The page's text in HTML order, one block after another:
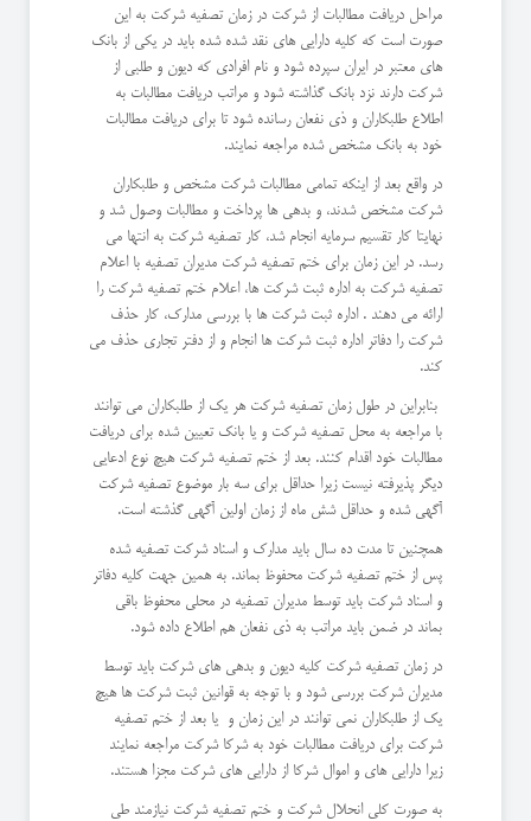
مراحل دریافت مطالبات از شرکت در زمان تصفیه شرکت به این
صورت است که کلیه دارایی های نقد شده شده باید در یکی از بانک
های معتبر در ایران سپرده شود و نام افرادی که دیون و طلبی از
شرکت دارند نزد بانک گذاشته شود و مراتب دریافت مطالبات به
اطلاع طلبکاران و ذی نفعان رسانده شود تا برای دریافت مطالبات
خود به بانک مشخص شده مراجعه نمایند.
در واقع بعد از اینکه تمامی مطالبات شرکت مشخص و طلبکاران
شرکت مشخص شدند، و بدهی ها پرداخت و مطالبات وصول شد و
نهایتا کار تقسیم سرمایه انجام شد، کار تصفیه شرکت به انتها می
رسد. در این زمان برای ختم تصفیه شرکت مدیران تصفیه با اعلام
تصفیه شرکت به اداره ثبت شرکت ها، اعلام ختم تصفیه شرکت را
ارائه می دهند . اداره ثبت شرکت ها با بررسی مدارک، کار حذف
شرکت را دفاتر اداره ثبت شرکت ها انجام و از دفتر تجاری حذف می
کند.
بنابراین در طول زمان تصفیه شرکت هر یک از طلبکاران می توانند
با مراجعه به محل تصفیه شرکت و یا بانک تعیین شده برای دریافت
مطالبات خود اقدام کنند. بعد از ختم تصفیه شرکت هیچ نوع ادعایی
دیگر پذیرفته نیست زیرا حداقل برای سه بار موضوع تصفیه شرکت
آگهی شده و حداقل شش ماه از زمان اولین آگهی گذشته است.
همچنین تا مدت ده سال باید مدارک و اسناد شرکت تصفیه شده
پس از ختم تصفیه شرکت محفوظ بماند. به همین جهت کلیه دفاتر
و اسناد شرکت باید توسط مدیران تصفیه در محلی محفوظ باقی
بماند در ضمن باید مراتب به ذی نفعان هم اطلاع داده شود.
در زمان تصفیه شرکت کلیه دیون و بدهی های شرکت باید توسط
مدیران شرکت بررسی شود و با توجه به قوانین ثبت شرکت ها هیچ
یک از طلبکاران نمی توانند در این زمان و یا بعد از ختم تصفیه
شرکت برای دریافت مطالبات خود به شرکا شرکت مراجعه نمایند
زیرا دارایی های و اموال شرکا از دارایی های شرکت مجزا هستند.
به صورت کلی انحلال شرکت و ختم تصفیه شرکت نیازمند طی